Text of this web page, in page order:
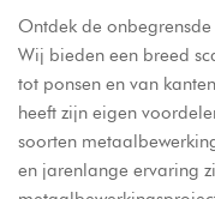
Ontdek de
Wij bieden een breed
tot ponsen en van
heeft zijn eigen
soorten
en jarenlange ervaring